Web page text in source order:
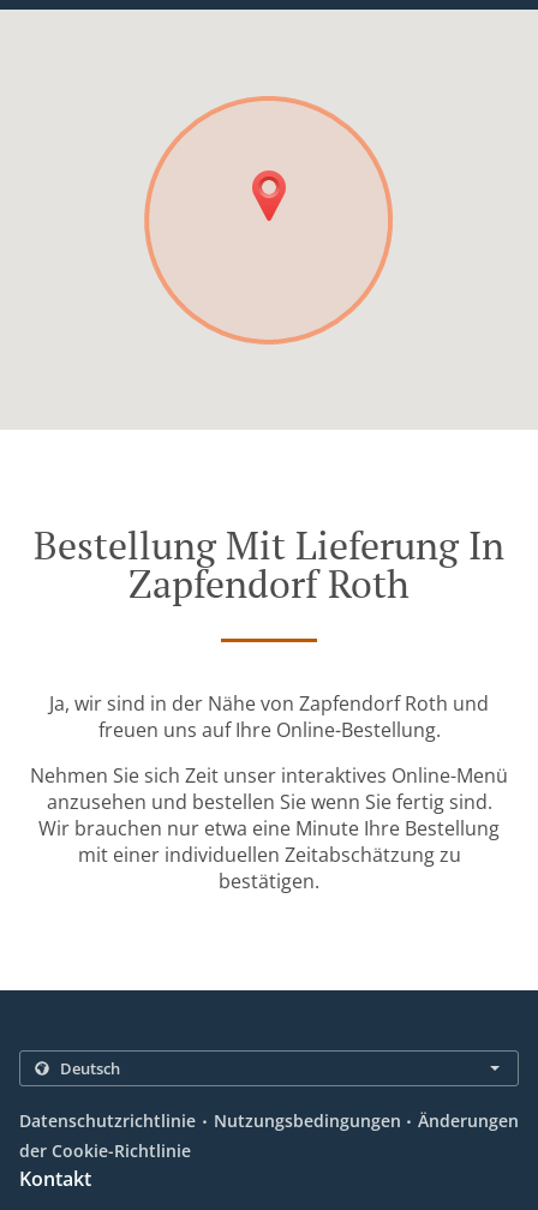
Bestellung Mit Lieferung In
Zapfendorf Roth
Ja, wir sind in der Nähe von Zapfendorf Roth und
freuen uns auf Ihre Online-Bestellung.
Nehmen Sie sich Zeit unser interaktives Online-Menü
anzusehen und bestellen Sie wenn Sie fertig sind.
Wir brauchen nur etwa eine Minute Ihre Bestellung
mit einer individuellen Zeitabschätzung zu
bestätigen.
Datenschutzrichtlinie . Nutzungsbedingungen . Änderungen
der Cookie-Richtlinie
Kontakt